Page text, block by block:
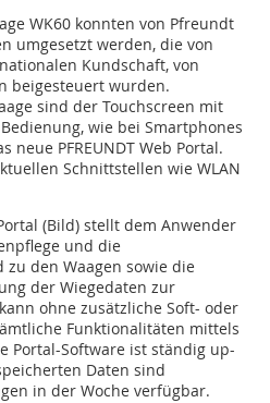
WK60 konnten von Pfreundt
umgesetzt werden, die von
Kundschaft, von
beigesteuert wurden.
sind der Touchscreen mit
wie bei Smartphones
PFREUNDT Web Portal.
Schnittstellen wie WLAN
(Bild) stellt dem Anwender
und die
den Waagen sowie die
der Wiegedaten zur
ohne zusätzliche Soft- oder
Funktionalitäten mittels
Portal-Software ist ständig up-
Daten sind
in der Woche verfügbar.